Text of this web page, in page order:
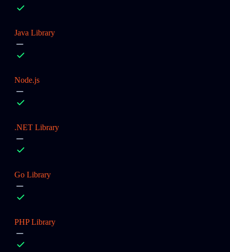
Java Library
Node.js
.NET Library
Go Library
PHP Library